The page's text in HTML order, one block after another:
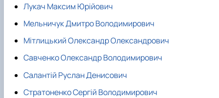
Лукач Максим Юрійович
Мельничук Дмитро Володимирович
Мітлицький Олександр Олександрович
Савченко Олександр Володимирович
Салантій Руслан Денисович
Стратоненко Сергій Володимирович